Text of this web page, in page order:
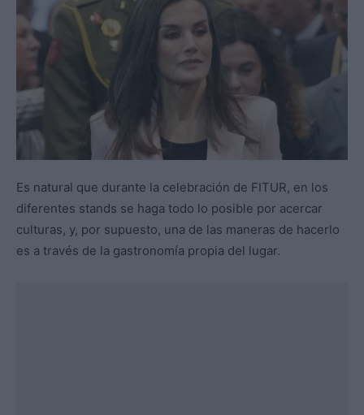
Es natural que durante la celebración de FITUR, en los
diferentes stands se haga todo lo posible por acercar
culturas, y, por supuesto, una de las maneras de hacerlo
es a través de la gastronomía propia del lugar.